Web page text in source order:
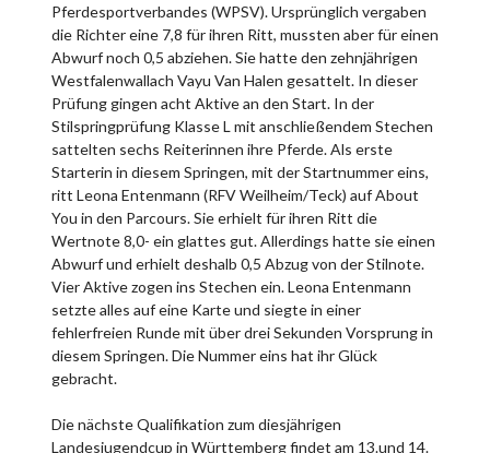
Pferdesportverbandes (WPSV). Ursprünglich vergaben
die Richter eine 7,8 für ihren Ritt, mussten aber für einen
Abwurf noch 0,5 abziehen. Sie hatte den zehnjährigen
Westfalenwallach Vayu Van Halen gesattelt. In dieser
Prüfung gingen acht Aktive an den Start. In der
Stilspringprüfung Klasse L mit anschließendem Stechen
sattelten sechs Reiterinnen ihre Pferde. Als erste
Starterin in diesem Springen, mit der Startnummer eins,
ritt Leona Entenmann (RFV Weilheim/Teck) auf About
You in den Parcours. Sie erhielt für ihren Ritt die
Wertnote 8,0- ein glattes gut. Allerdings hatte sie einen
Abwurf und erhielt deshalb 0,5 Abzug von der Stilnote.
Vier Aktive zogen ins Stechen ein. Leona Entenmann
setzte alles auf eine Karte und siegte in einer
fehlerfreien Runde mit über drei Sekunden Vorsprung in
diesem Springen. Die Nummer eins hat ihr Glück
gebracht.
Die nächste Qualifikation zum diesjährigen
Landesjugendcup in Württemberg findet am 13.und 14.